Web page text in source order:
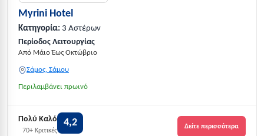
Myrini Hotel
Κατηγορία: 3 Αστέρων
Περίοδος Λειτουργίας
Από Μάιο Έως Οκτώβριο
Σάμος, Σάμου
Περιλαμβάνει πρωινό
Πολύ Καλό
70+ Κριτικές
4,2 Δείτε περισσότερα